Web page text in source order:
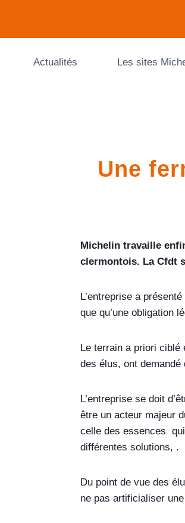
Actualités Les sites
Une
Michelin travaille
clermontois. La Cfdt
L’entreprise a
que qu’une obligation
Le terrain a priori ciblé
des élus, ont
L’entreprise se doit
être un acteur majeur
celle des essences
différentes solutions, .
Du point de vue des
ne pas artificialiser